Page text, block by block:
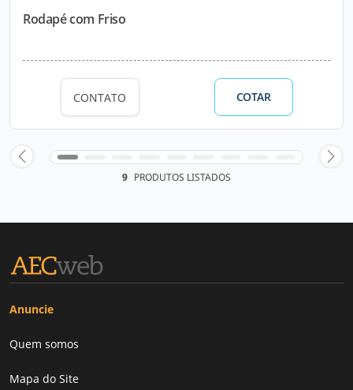
Rodapé com Friso
CONTATO COTAR
9 PRODUTOS LISTADOS
Anuncie
Quem somos
Mapa do Site